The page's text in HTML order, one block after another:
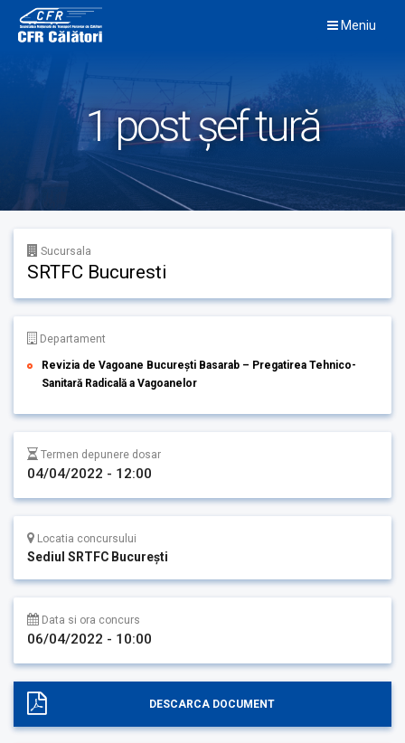
content
Meniu
1 post șef tură
Sucursala
SRTFC Bucuresti
Departament
Revizia de Vagoane București Basarab – Pregatirea Tehnico-
Sanitară Radicală a Vagoanelor
Termen depunere dosar
04/04/2022 - 12:00
Locatia concursului
Sediul SRTFC București
Data si ora concurs
06/04/2022 - 10:00
DESCARCA DOCUMENT